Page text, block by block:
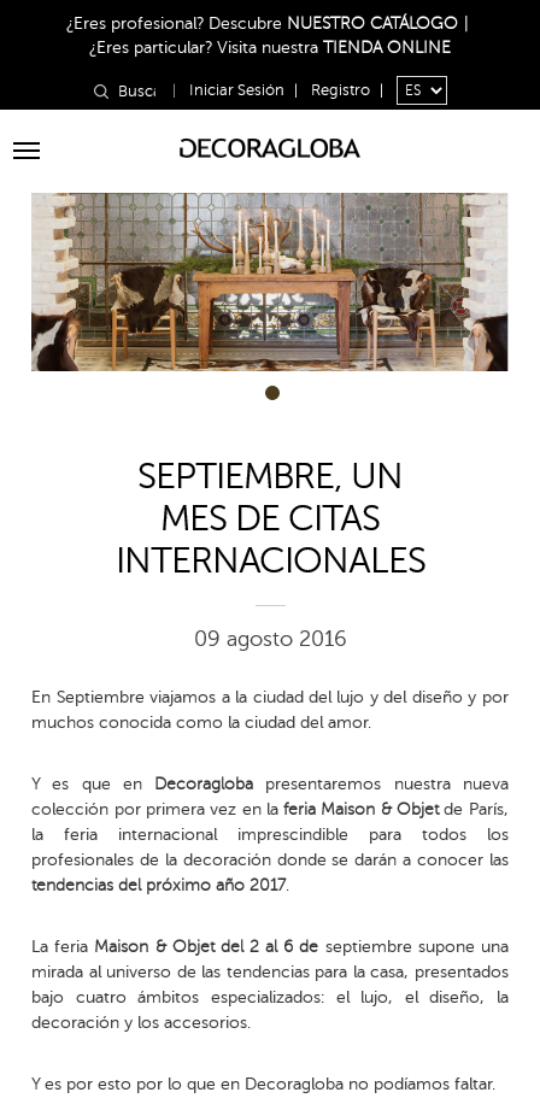
¿Eres profesional? Descubre NUESTRO CATÁLOGO
¿Eres particular? Visita nuestra TIENDA ONLINE
Iniciar Sesión Registro
Toggle
1
SEPTIEMBRE, UN
MES DE CITAS
INTERNACIONALES
09 agosto 2016
En Septiembre viajamos a la ciudad del lujo y del diseño y por
muchos conocida como la ciudad del amor.
Y es que en Decoragloba presentaremos nuestra nueva
colección por primera vez en laferia Maison & Objetde París,
la feria internacional imprescindible para todos los
profesionales de la decoración donde se darán a conocer las
tendencias del próximo año 2017.
La feria Maison & Objet del 2 al 6 de septiembre supone una
mirada al universo de las tendencias para la casa, presentados
bajo cuatro ámbitos especializados: el lujo, el diseño, la
decoración y los accesorios.
Y es por esto por lo que en Decoragloba no podíamos faltar.